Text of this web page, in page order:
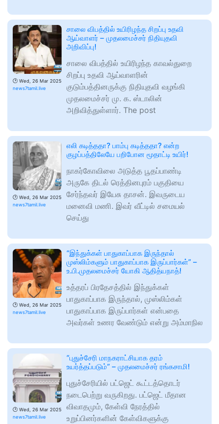
🕑 Wed, 26 Mar 2025
news7tamil.live
சாலை விபத்தில் உயிரிழந்த சிறப்பு உதவி
ஆய்வாளர் – முதலமைச்சர் நிதியுதவி
அறிவிப்பு!
சாலை விபத்தில் உயிரிழந்த காவல்துறை
சிறப்பு உதவி ஆய்வாளரின்
குடும்பத்தினருக்கு நிதியுதவி வழங்கி
முதலமைச்சர் மு. க. ஸ்டாலின்
அறிவித்துள்ளார். The post
🕑 Wed, 26 Mar 2025
news7tamil.live
எலி கடித்ததா? பாம்பு கடித்ததா? என்ற
குழப்பத்திலேயே பறிபோன மூதாட்டி உயிர்!
நாகர்கோவிலை அடுத்த பூதப்பாண்டி
அருகே திடல் ரெத்தினபுரம் பகுதியை
சேர்ந்தவர் இயேசு தாசன். இவருடைய
மனைவி மணி. இவர் வீட்டில் சமையல்
செய்து
🕑 Wed, 26 Mar 2025
news7tamil.live
“இந்துக்கள் பாதுகாப்பாக இருந்தால்
முஸ்லிம்களும் பாதுகாப்பாக இருப்பார்கள்” –
உ.பி.முதலமைச்சர் யோகி ஆதித்யநாத்!
உத்தரப் பிரதேசத்தில் இந்துக்கள்
பாதுகாப்பாக இருந்தால், முஸ்லிம்கள்
பாதுகாப்பாக இருப்பார்கள் என்பதை
அவர்கள் உணர வேண்டும் என்று அம்மாநில
🕑 Wed, 26 Mar 2025
news7tamil.live
“புதுச்சேரி மாநகராட்சியாக தரம்
உயர்த்தப்படும்” – முதலமைச்சர் ரங்கசாமி!
புதுச்சேரியில் பட்ஜெட் கூட்டத்தொடர்
நடைபெற்று வருகிறது. பட்ஜெட் மீதான
விவாதமும், கேள்வி நேரத்தில்
உறுப்பினர்களின் கேள்விகளுக்கு